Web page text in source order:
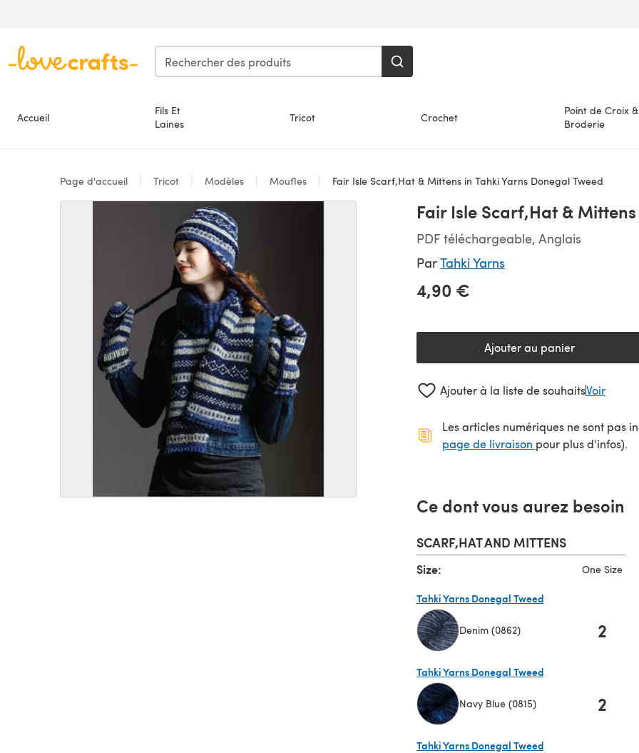
Accueil
Fils Et
Laines
Tricot Crochet
Point de Croix &
Broderie
Page d'accueil Tricot Modèles Moufles Fair Isle Scarf,Hat & Mittens in Tahki Yarns Donegal Tweed
Fair Isle Scarf,Hat &
PDF téléchargeable, Anglais
ParTahki Yarns
4,90 €
Ajouter au panier
Ajouter à la liste de souhaitsVoir
Les articles numériques ne sont pas
page de livraison (s'ouvre dans un
pour plus d'infos).
Ce dont vous aurez besoin
SCARF,HAT AND MITTENS
Size: One Size
Tahki Yarns Donegal Tweed
Denim (0862) 2
Tahki Yarns Donegal Tweed
Navy Blue (0815) 2
Tahki Yarns Donegal Tweed